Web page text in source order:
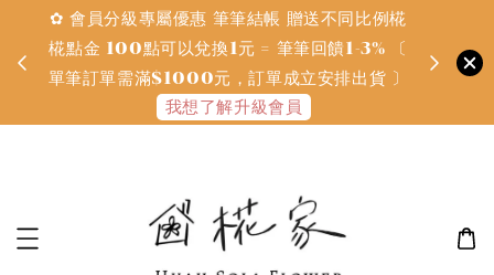
✿ 會員分級專屬優惠 筆筆結帳 贈送不同比例椛
椛點金 100點可以兌換1元 = 筆筆回饋1-3% 〔
單筆訂單需滿$1000元，訂單成立安排出貨 〕
我想了解升級會員